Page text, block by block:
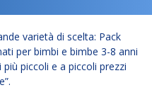
varietà di scelta: Pack
per bimbi e bimbe 3-8 anni
piccoli e a piccoli prezzi